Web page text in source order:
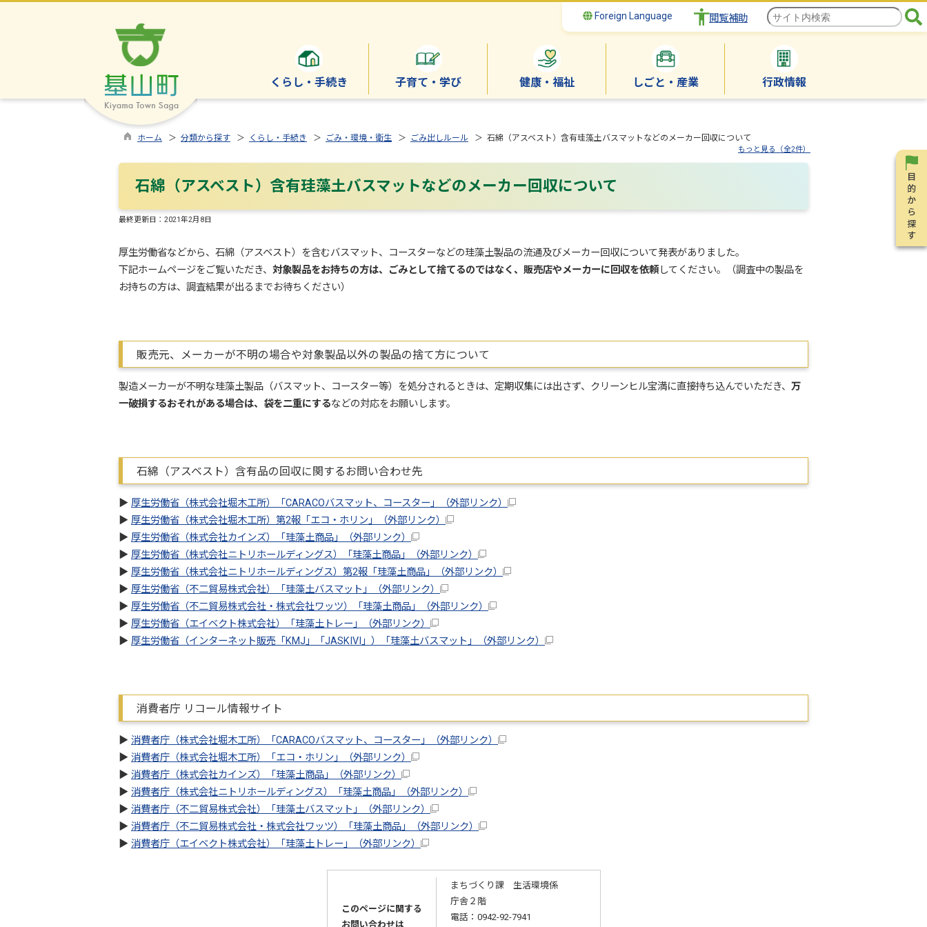
Foreign Language 閲覧補助
くらし・手続き 子育て・学び 健康・福祉 しごと・産業 行政情報
ホーム ＞ 分類から探す ＞ くらし・手続き ＞ ごみ・環境・衛生 ＞ ごみ出しルール ＞ 石綿（アスベスト）含有珪藻土バスマットなどのメーカー回収について
もっと見る（全2件）
石綿（アスベスト）含有珪藻土バスマットなどのメーカー回収について
最終更新日： 2021年2月8日
厚生労働省などから、石綿（アスベスト）を含むバスマット、コースターなどの珪藻土製品の流通及びメーカー回収について発表がありました。
下記ホームページをご覧いただき、 対象製品をお持ちの方は、ごみとして捨てるのではなく、販売店やメーカーに回収を依頼してください。（調査中の製品を
お持ちの方は、調査結果が出るまでお待ちください）
販売元、メーカーが不明の場合や対象製品以外の製品の捨て方について
製造メーカーが不明な珪藻土製品（バスマット、コースター等）を処分されるときは、定期収集には出さず、クリーンヒル宝満に直接持ち込んでいただき、 万
一破損するおそれがある場合は、袋を二重にするなどの対応をお願いします。
石綿（アスベスト）含有品の回収に関するお問い合わせ先
▶ 厚生労働省（株式会社堀木工所）「CARACOバスマット、コースター」（外部リンク）
▶ 厚生労働省（株式会社堀木工所）第2報「エコ・ホリン」（外部リンク）
▶ 厚生労働省（株式会社カインズ）「珪藻土商品」（外部リンク）
▶ 厚生労働省（株式会社ニトリホールディングス）「珪藻土商品」（外部リンク）
▶ 厚生労働省（株式会社ニトリホールディングス）第2報「珪藻土商品」（外部リンク）
▶ 厚生労働省（不二貿易株式会社）「珪藻土バスマット」（外部リンク）
▶ 厚生労働省（不二貿易株式会社・株式会社ワッツ）「珪藻土商品」（外部リンク）
▶ 厚生労働省（エイベクト株式会社）「珪藻土トレー」（外部リンク）
▶ 厚生労働省（インターネット販売「KMJ」「JASKIVI」）「珪藻土バスマット」（外部リンク）
消費者庁 リコール情報サイト
▶ 消費者庁（株式会社堀木工所）「CARACOバスマット、コースター」（外部リンク）
▶ 消費者庁（株式会社堀木工所）「エコ・ホリン」（外部リンク）
▶ 消費者庁（株式会社カインズ）「珪藻土商品」（外部リンク）
▶ 消費者庁（株式会社ニトリホールディングス）「珪藻土商品」（外部リンク）
▶ 消費者庁（不二貿易株式会社）「珪藻土バスマット」（外部リンク）
▶ 消費者庁（不二貿易株式会社・株式会社ワッツ）「珪藻土商品」（外部リンク）
▶ 消費者庁（エイベクト株式会社）「珪藻土トレー」（外部リンク）
このページに関する
お問い合わせは
まちづくり課 生活環境係
庁舎２階
電話：0942-92-7941